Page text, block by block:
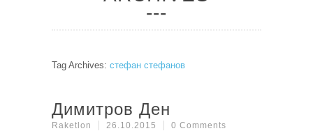
Tag Archives: стефан стефанов
Димитров Ден
Raketlon 26.10.2015 0 Comments